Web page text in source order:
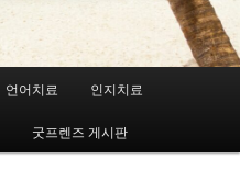
언어치료 인지치료
굿프렌즈 게시판